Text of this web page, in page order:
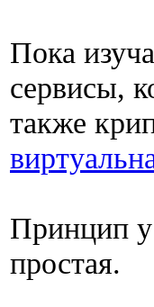
Пока
сервисы,
также
Принцип у
простая.